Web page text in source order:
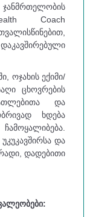
Coach
ოჯახის ექიმი/
ცხოვრების
და
ხდება
და
დადებითი